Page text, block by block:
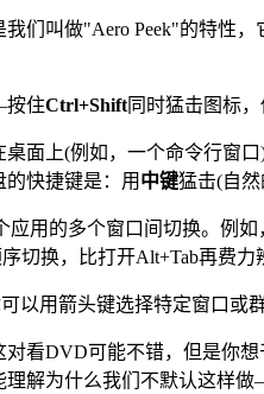
们叫做"Aero Peek"的特性
按住Ctrl+Shift同时猛击图标
面上(例如，一个命令行窗
快捷键是：用 中键猛击(自然
用的多个窗口间切换。例
切换，比打开Alt+Tab再费
以用箭头键选择特定窗口或
看DVD可能不错，但是你想
理解为什么我们不默认这